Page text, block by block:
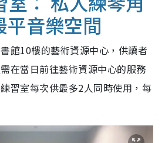
平音樂空間
館10樓的藝術資源中心，供讀者
在當日前往藝術資源中心的服務
習室每次供最多2人同時使用，每